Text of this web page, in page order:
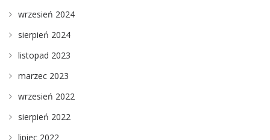
wrzesień 2024
sierpień 2024
listopad 2023
marzec 2023
wrzesień 2022
sierpień 2022
lipiec 2022